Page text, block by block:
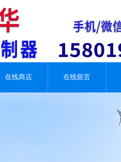
在线商店 在线留言